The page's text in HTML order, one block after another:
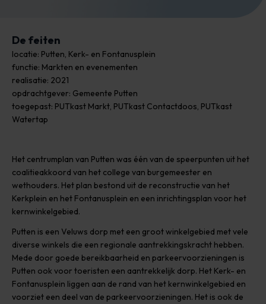
De feiten
locatie: Putten, Kerk- en Fontanusplein
functie: Markten en evenementen
realisatie: 2021
opdrachtgever: Gemeente Putten
toegepast: PUTkast Markt, PUTkast Contactdoos, PUTkast
Watertap
Het centrumplan van Putten was één van de speerpunten uit het
coalitieakkoord van het college van burgemeester en
wethouders. Het plan bestond uit de reconstructie van het
Kerkplein en het Fontanusplein en een inrichtingsplan voor het
kernwinkelgebied.
Putten is een Veluws dorp met een groot winkelgebied met vele
diverse winkels die een regionale aantrekkingskracht hebben.
Mede door goede bereikbaarheid en parkeervoorzieningen is
Putten ook voor toeristen een aantrekkelijk dorp. Het Kerk- en
Fontanusplein liggen aan de rand van het kernwinkelgebied en
voorziet een deel van de parkeervoorzieningen. Het is ook de